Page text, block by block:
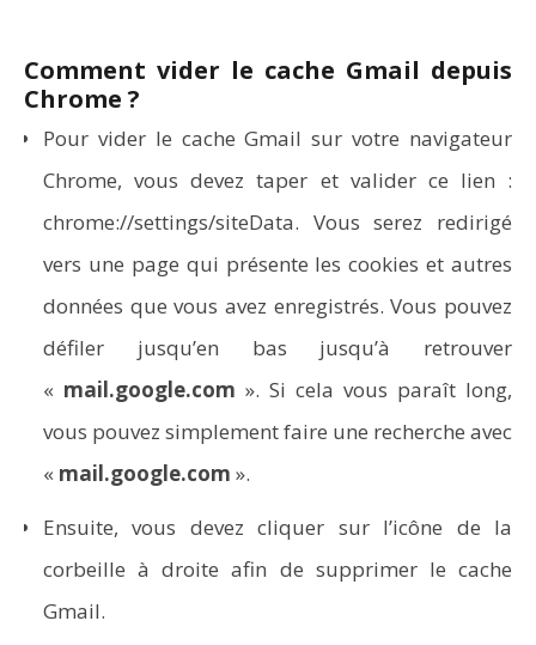
Aspirateurs Xiaomi : Top 11 des meilleurs modèles de
Comment vider le cache Gmail depuis
Chrome ?
Pour vider le cache Gmail sur votre navigateur
Chrome, vous devez taper et valider ce lien :
chrome://settings/siteData. Vous serez redirigé
vers une page qui présente les cookies et autres
données que vous avez enregistrés. Vous pouvez
défiler jusqu’en bas jusqu’à retrouver
« mail.google.com ». Si cela vous paraît long,
vous pouvez simplement faire une recherche avec
« mail.google.com ».
Ensuite, vous devez cliquer sur l’icône de la
corbeille à droite afin de supprimer le cache
Gmail.